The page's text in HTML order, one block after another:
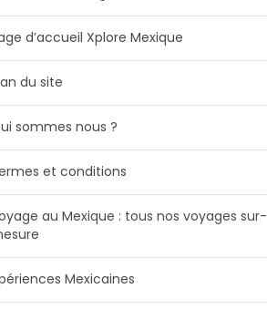
d’accueil Xplore Mexique
du site
sommes nous ?
et conditions
au Mexique : tous nos voyages sur-
Mexicaines